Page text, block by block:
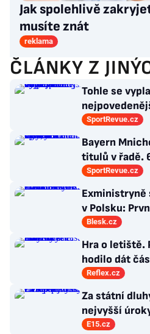
Jak spolehlivě
musíte znát
reklama
ČLÁNKY Z
Tohle se
které byly
SportRevue.cz
Bayern
titulů v řadě.
zvládlo také,
SportRevue.cz
Exministryně
v Polsku:
Havránkové!
Blesk.cz
Hra o letiště.
hodilo dát
burzu?
Reflex.cz
Za státní
nejvyšší
E15.cz